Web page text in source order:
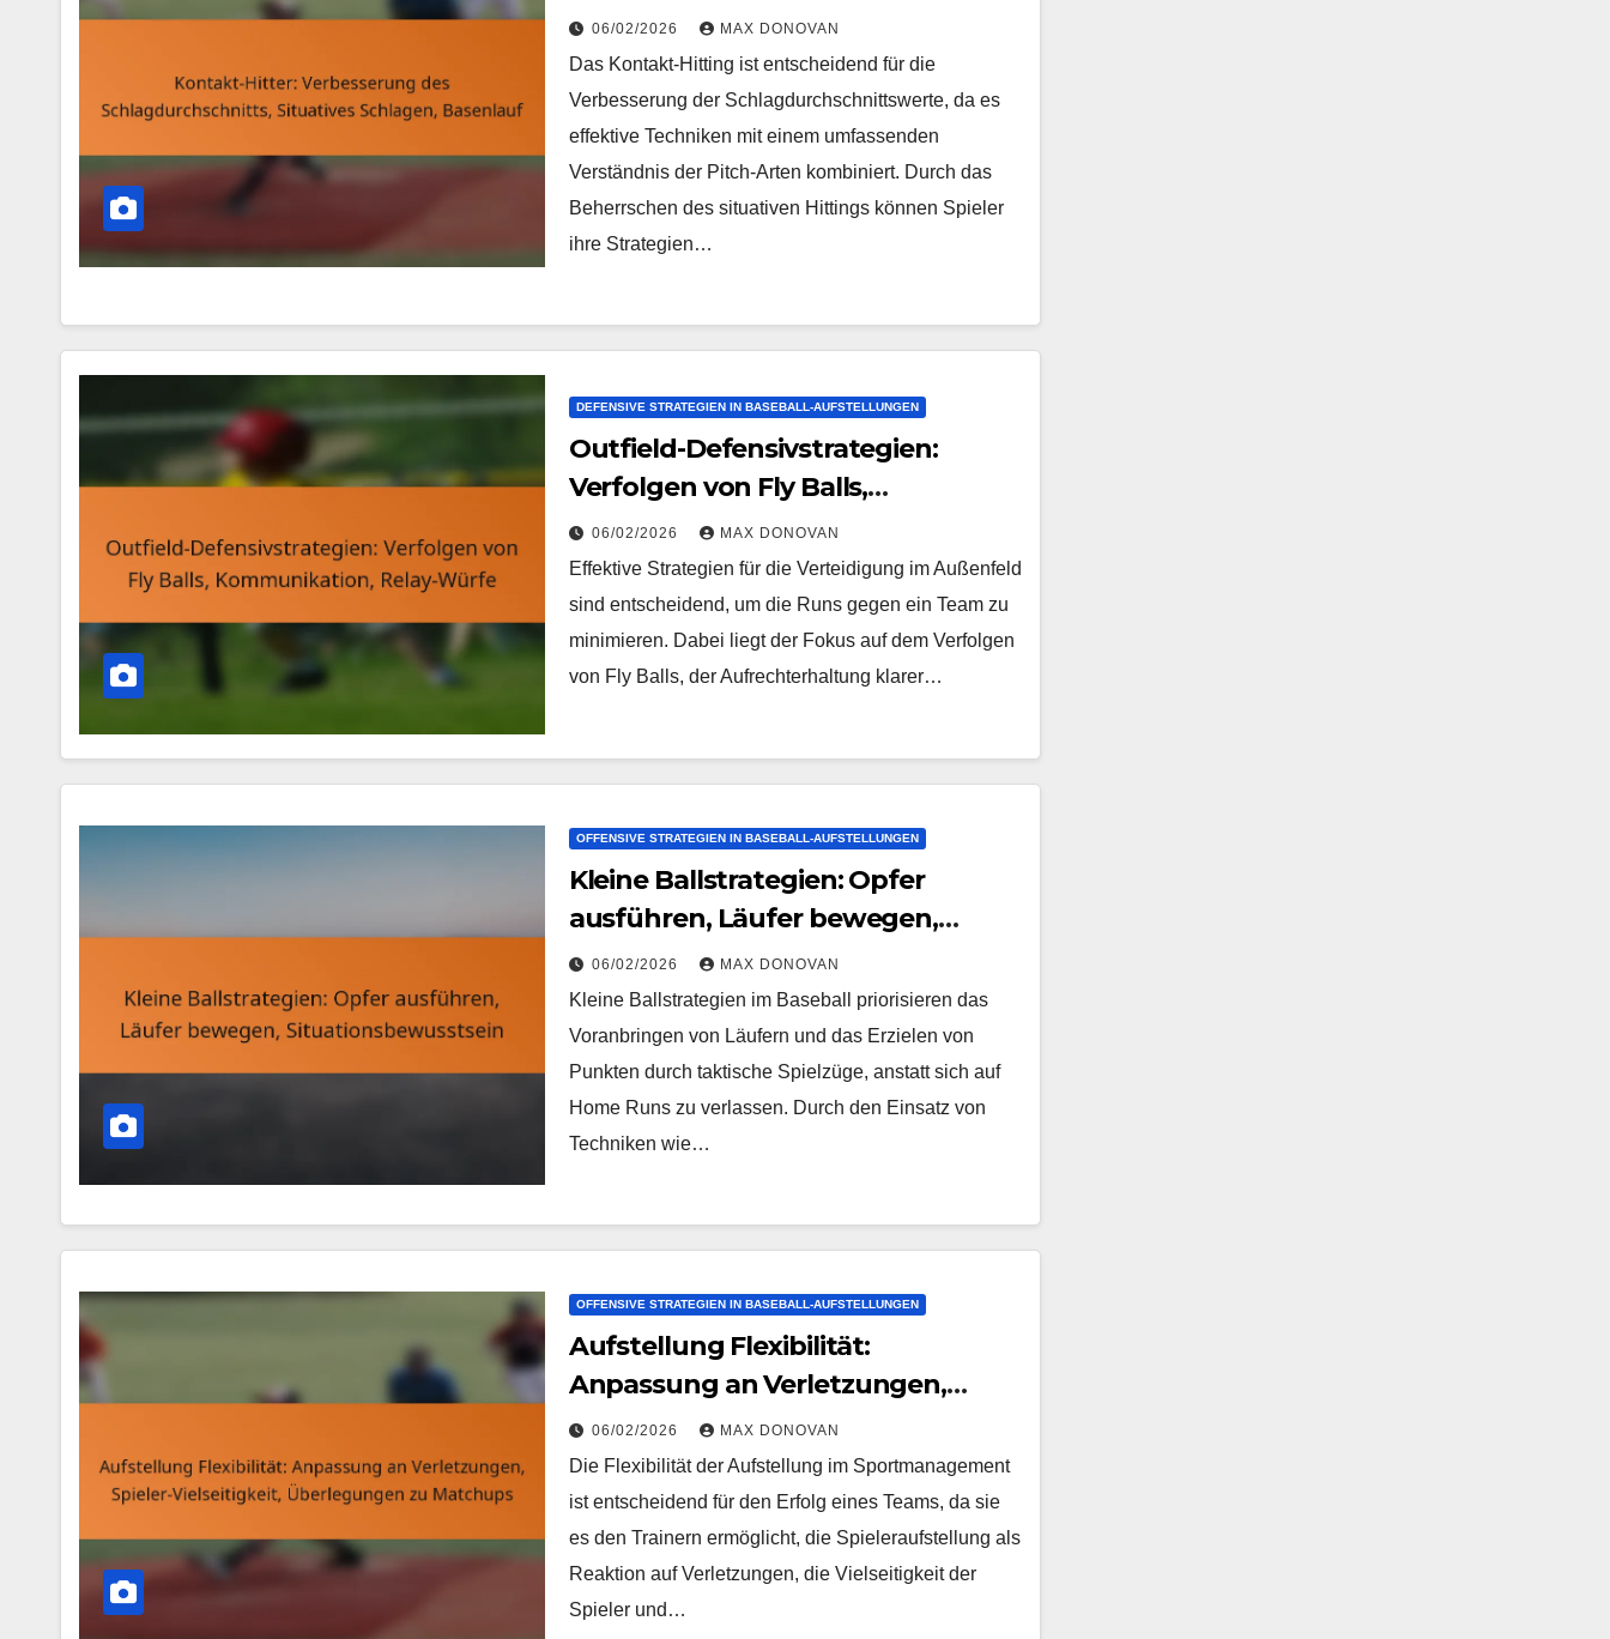
Schlagen, Basenlauf
06/02/2026 MAX DONOVAN
Das Kontakt-Hitting ist entscheidend für die
Verbesserung der Schlagdurchschnittswerte, da es
effektive Techniken mit einem umfassenden
Verständnis der Pitch-Arten kombiniert. Durch das
Beherrschen des situativen Hittings können Spieler
ihre Strategien…
DEFENSIVE STRATEGIEN IN BASEBALL-AUFSTELLUNGEN
Outfield-Defensivstrategien:
Verfolgen von Fly Balls,
Kommunikation, Relay-Würfe
06/02/2026 MAX DONOVAN
Effektive Strategien für die Verteidigung im Außenfeld
sind entscheidend, um die Runs gegen ein Team zu
minimieren. Dabei liegt der Fokus auf dem Verfolgen
von Fly Balls, der Aufrechterhaltung klarer…
OFFENSIVE STRATEGIEN IN BASEBALL-AUFSTELLUNGEN
Kleine Ballstrategien: Opfer
ausführen, Läufer bewegen,
Situationsbewusstsein
06/02/2026 MAX DONOVAN
Kleine Ballstrategien im Baseball priorisieren das
Voranbringen von Läufern und das Erzielen von
Punkten durch taktische Spielzüge, anstatt sich auf
Home Runs zu verlassen. Durch den Einsatz von
Techniken wie…
OFFENSIVE STRATEGIEN IN BASEBALL-AUFSTELLUNGEN
Aufstellung Flexibilität:
Anpassung an Verletzungen,
Spieler-Vielseitigkeit,
Überlegungen zu Matchups
06/02/2026 MAX DONOVAN
Die Flexibilität der Aufstellung im Sportmanagement
ist entscheidend für den Erfolg eines Teams, da sie
es den Trainern ermöglicht, die Spieleraufstellung als
Reaktion auf Verletzungen, die Vielseitigkeit der
Spieler und…